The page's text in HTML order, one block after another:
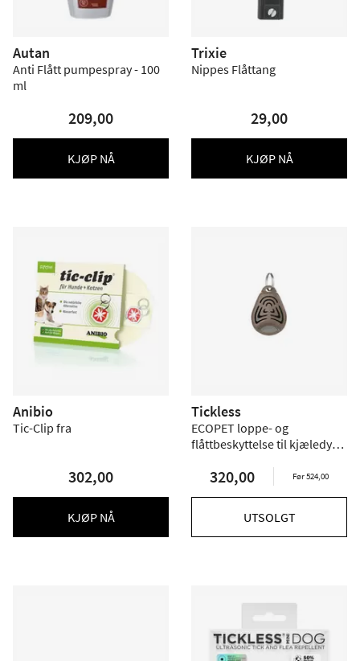
Autan
Anti Flått pumpespray - 100
ml
209,00
KJØP NÅ
Trixie
Nippes Flåttang
29,00
KJØP NÅ
Anibio
Tic-Clip fra
302,00
KJØP NÅ
Tickless
ECOPET loppe- og
flåttbeskyttelse til kjæledyr -
320,00 Før 524,00
UTSOLGT